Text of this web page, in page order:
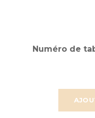
Numéro de